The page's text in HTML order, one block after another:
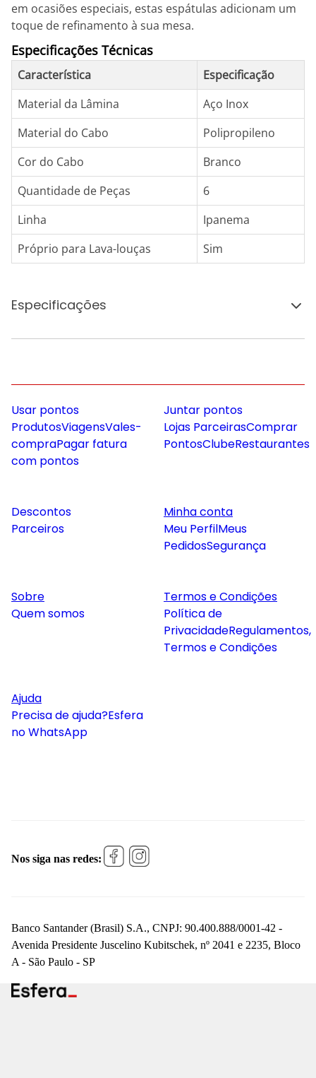
em ocasiões especiais, estas espátulas adicionam um
toque de refinamento à sua mesa.
Especificações Técnicas
Característica
Especificação
Material da Lâmina
Aço Inox
Material do Cabo
Polipropileno
Cor do Cabo
Branco
Quantidade de Peças
6
Linha
Ipanema
Próprio para Lava-louças
Sim
Especificações
Usar pontos
ProdutosViagensVales-
compraPagar fatura
com pontos
Juntar pontos
Lojas ParceirasComprar
PontosClubeRestaurantes
Descontos
Parceiros
Minha conta
Meu PerfilMeus
PedidosSegurança
Sobre
Quem somos
Termos e Condições
Política de
PrivacidadeRegulamentos,
Termos e Condições
Ajuda
Precisa de ajuda?Esfera
no WhatsApp
Nos siga nas redes:
Banco Santander (Brasil) S.A., CNPJ: 90.400.888/0001-42 -
Avenida Presidente Juscelino Kubitschek, nº 2041 e 2235, Bloco
A - São Paulo - SP